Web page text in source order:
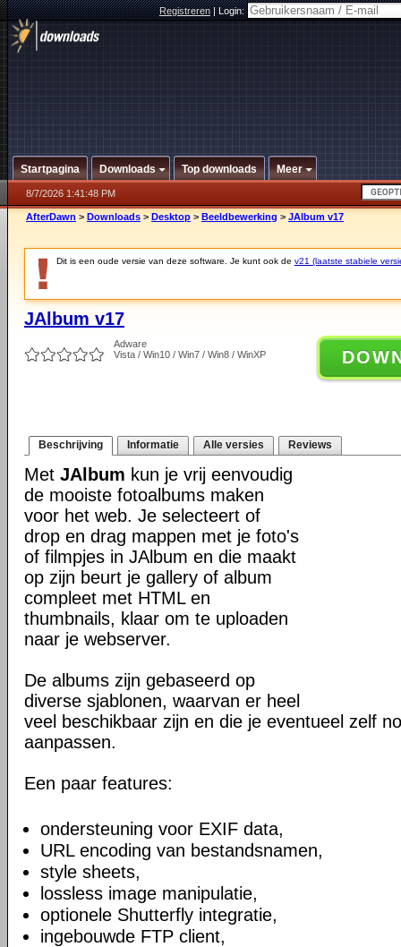
Registreren|Login:
Startpagina Downloads Top downloads Meer
8/7/2026 1:41:48 PM
AfterDawn > Downloads > Desktop > Beeldbewerking > JAlbum v17
Dit is een oude versie van deze software. Je kunt ook de v21 (laatste stabiele
JAlbum v17
Adware
Vista / Win10 / Win7 / Win8 / WinXP
Beschrijving Informatie Alle versies Reviews
Met JAlbum kun je vrij eenvoudig
de mooiste fotoalbums maken
voor het web. Je selecteert of
drop en drag mappen met je foto's
of filmpjes in JAlbum en die maakt
op zijn beurt je gallery of album
compleet met HTML en
thumbnails, klaar om te uploaden
naar je webserver.
De albums zijn gebaseerd op
diverse sjablonen, waarvan er heel
veel beschikbaar zijn en die je eventueel zelf
aanpassen.
Een paar features:
ondersteuning voor EXIF data,
URL encoding van bestandsnamen,
style sheets,
lossless image manipulatie,
optionele Shutterfly integratie,
ingebouwde FTP client,